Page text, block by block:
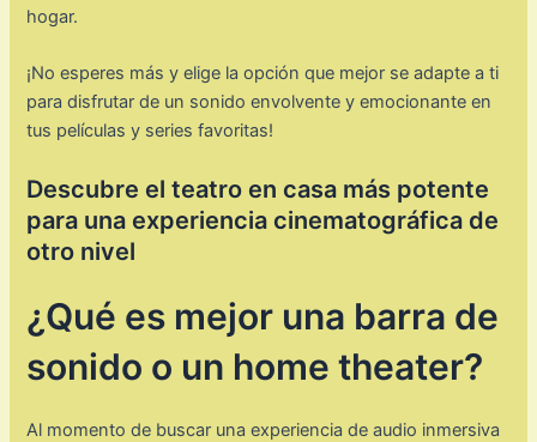
hogar.
¡No esperes más y elige la opción que mejor se adapte a ti
para disfrutar de un sonido envolvente y emocionante en
tus películas y series favoritas!
Descubre el teatro en casa más potente
para una experiencia cinematográfica de
otro nivel
¿Qué es mejor una barra de
sonido o un home theater?
Al momento de buscar una experiencia de audio inmersiva